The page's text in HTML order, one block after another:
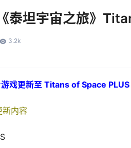
泰坦宇宙之旅》
3.2k
戏更新至 Titans of Space
新内容